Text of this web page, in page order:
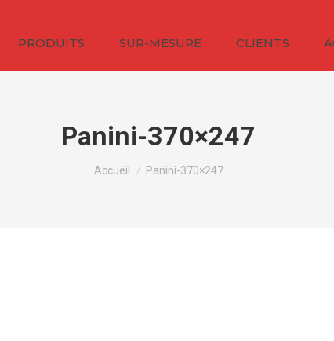
PRODUITS SUR-MESURE CLIENTS
Panini-370×247
Vous êtes ici :
Accueil Panini-370×247